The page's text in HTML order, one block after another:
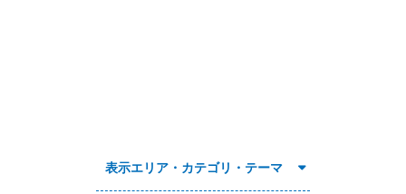
表示エリア・カテゴリ・テーマ